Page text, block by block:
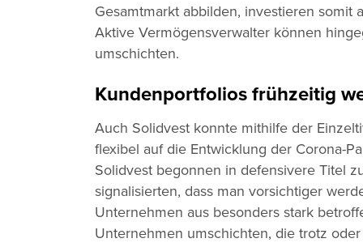
Gesamtmarkt abbilden, investieren
Aktive Vermögensverwalter können
umschichten.
Kundenportfolios frühzeitig
Auch Solidvest konnte mithilfe der
flexibel auf die Entwicklung der Corona-
Solidvest begonnen in defensivere Titel
signalisierten, dass man vorsichtiger
Unternehmen aus besonders stark
Unternehmen umschichten, die trotz